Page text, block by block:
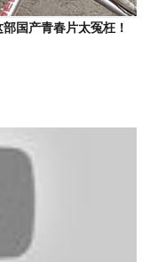
国产青春片太冤枉！